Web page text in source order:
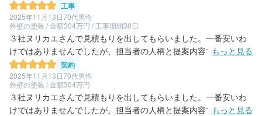
工事
2025年11月13日70代男性
外壁の塗装 / 金額304万円 / 工事期間30日
３社ヌリカエさんで見積もりを出してもらいました。一番安いわ
けではありませんでしたが、担当者の人柄と提案内容で決めまし
た。別荘だったので、工事には立ち会ってないんですが、毎日写
真付きで進捗状況をメールで送ってくださり安心出来ました。
もっと見る
契約
2025年11月13日70代男性
外壁の塗装 / 金額304万円
３社ヌリカエさんで見積もりを出してもらいました。一番安いわ
けではありませんでしたが、担当者の人柄と提案内容で決めまし
もっと見る